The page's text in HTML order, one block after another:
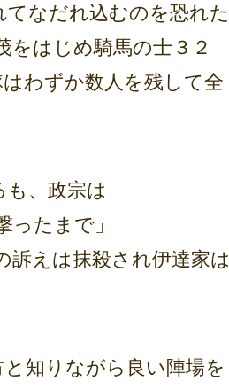
なだれ込むのを恐れた
をはじめ騎馬の士３２
わずか数人を残して全
、政宗は
ったまで」
訴えは抹殺され伊達家は
と知りながら良い陣場を